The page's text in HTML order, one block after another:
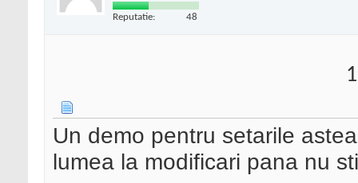
]
case
return
Reputatie: 48
Un demo pentru setarile
lumea la modificari pana nu